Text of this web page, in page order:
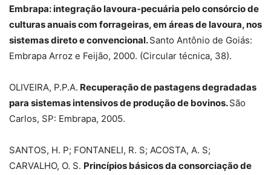
Embrapa: integração lavoura-pecuária pelo consórcio de
culturas anuais com forrageiras, em áreas de lavoura, nos
sistemas direto e convencional.Santo Antônio de Goiás:
Embrapa Arroz e Feijão, 2000. (Circular técnica, 38).
OLIVEIRA, P.P.A. Recuperação de pastagens degradadas
para sistemas intensivos de produção de bovinos.São
Carlos, SP: Embrapa, 2005.
SANTOS, H. P; FONTANELI, R. S; ACOSTA, A. S;
CARVALHO, O. S. Princípios básicos da consorciação de